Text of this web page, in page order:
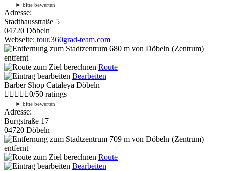
► bitte bewerten
Adresse:
Stadthausstraße 5
04720 Döbeln
Webseite: tour.360grad-team.com
680 m von Döbeln (Zentrum)
entfernt
Route
Bearbeiten
Barber Shop Cataleya Döbeln
0/50 ratings
► bitte bewerten
Adresse:
Burgstraße 17
04720 Döbeln
709 m von Döbeln (Zentrum)
entfernt
Route
Bearbeiten